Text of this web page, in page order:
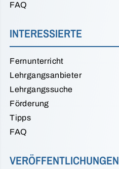
FAQ
INTERESSIERTE
Fernunterricht
Lehrgangsanbieter
Lehrgangssuche
Förderung
Tipps
FAQ
VERÖFFENTLICHUNGEN